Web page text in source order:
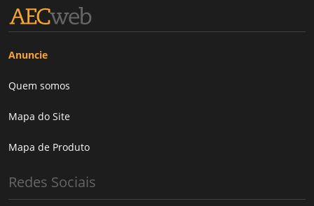
Anuncie
Quem somos
Mapa do Site
Mapa de Produto
Redes Sociais